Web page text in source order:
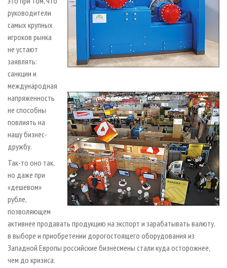
руководители
самых крупных
игроков рынка
не устают
заявлять:
санкции и
международная
напряженность
не способны
повлиять на
нашу бизнес-
дружбу.
Так-то оно так,
но даже при
«дешевом»
рубле,
позволяющем
активнее продавать продукцию на экспорт и зарабатывать валюту,
в выборе и приобретении дорогостоящего оборудования из
Западной Европы российские бизнесмены стали куда осторожнее,
чем до кризиса.